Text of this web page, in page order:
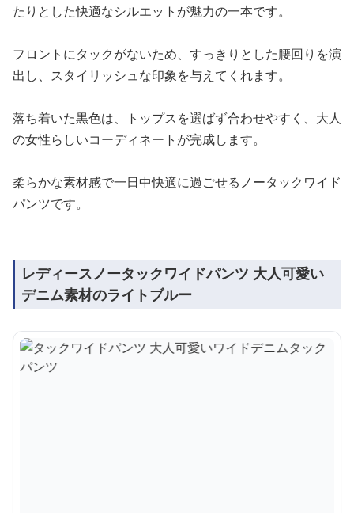
たりとした快適なシルエットが魅力の一本です。
フロントにタックがないため、すっきりとした腰回りを演
出し、スタイリッシュな印象を与えてくれます。
落ち着いた黒色は、トップスを選ばず合わせやすく、大人
の女性らしいコーディネートが完成します。
柔らかな素材感で一日中快適に過ごせるノータックワイド
パンツです。
レディースノータックワイドパンツ 大人可愛い
デニム素材のライトブルー